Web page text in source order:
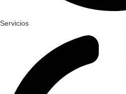
Servicios